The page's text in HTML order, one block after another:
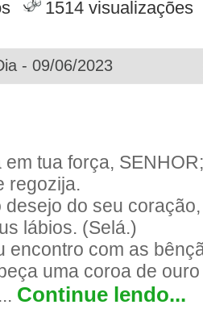
1514 visualizações
- 09/06/2023
em tua força,
regozija.
desejo do seu
lábios. (Selá.)
encontro com as
uma coroa de
Continue lendo...